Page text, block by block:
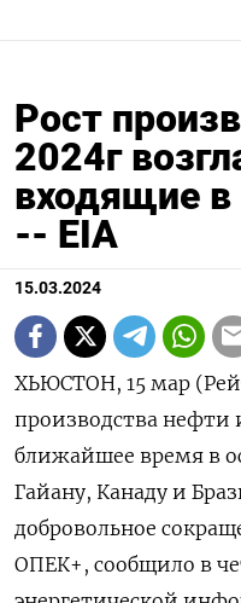
Рост
2024г
входящие
-- EIA
15.03.2024
ХЬЮСТОН, 15 мар
производства нефти
ближайшее время в
Гайану, Канаду и
добровольное
ОПЕК+, сообщило в